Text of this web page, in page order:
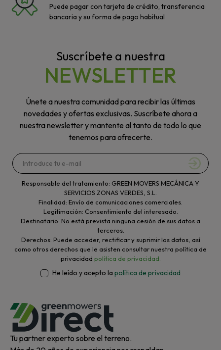
Puede pagar con tarjeta de crédito, transferencia
bancaria y su forma de pago habitual
Suscríbete a nuestra
NEWSLETTER
Únete a nuestra comunidad para recibir las últimas
novedades y ofertas exclusivas. Suscríbete ahora a
nuestra newsletter y mantente al tanto de todo lo que
tenemos para ofrecerte.
Responsable del tratamiento: GREEN MOVERS MECÁNICA Y
SERVICIOS ZONAS VERDES, S.L.
Finalidad: Envío de comunicaciones comerciales.
Legitimación: Consentimiento del interesado.
Destinatario: No está prevista ninguna cesión de sus datos a
terceros.
Derechos: Puede acceder, rectificar y suprimir los datos, así
como otros derechos que le asisten consultar nuestra política de
privacidad política de privacidad.
He leído y acepto la política de privacidad
Tu partner experto sobre el terreno.